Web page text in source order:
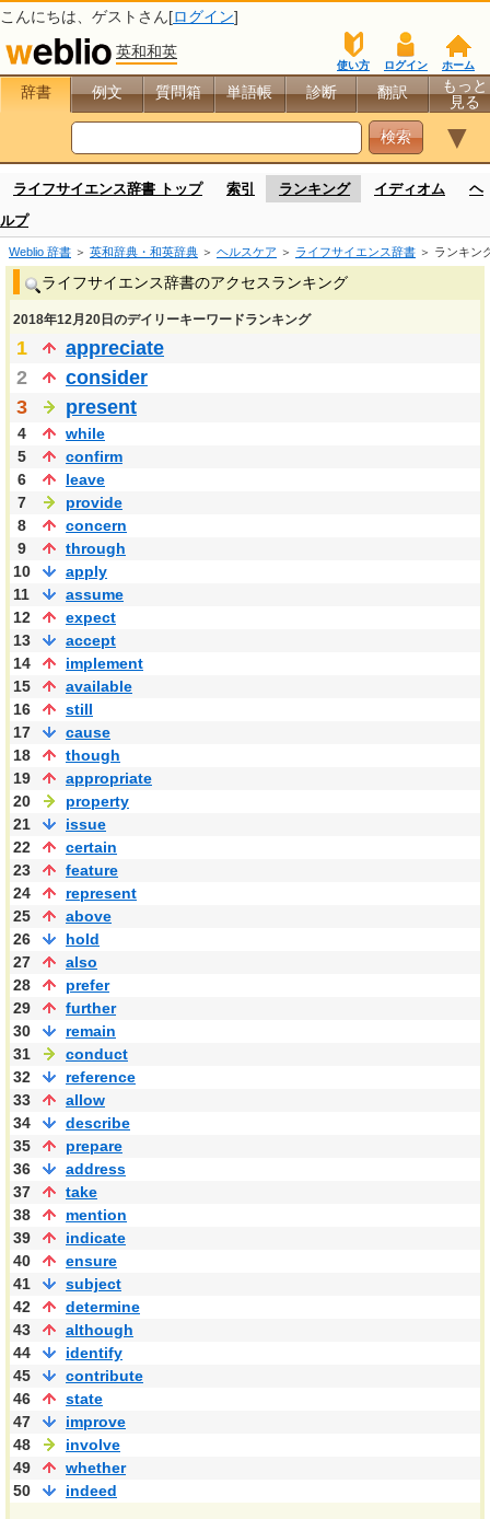
こんにちは、 ゲスト さん[ログイン]
英和和英
ホーム
ログイン
使い方
辞書 例文 質問箱 単語帳 診断 翻訳
もっと
見る
▼
ライフサイエンス辞書 トップ 索引 ランキング イディオム
ヘ
ルプ
Weblio 辞書 ＞ 英和辞典・和英辞典 ＞ ヘルスケア ＞ ライフサイエンス辞書 ＞ ランキン
ライフサイエンス辞書のアクセスランキング
2018年12月20日のデイリーキーワードランキング
1
appreciate
2
consider
3
present
4
while
5
confirm
6
leave
7
provide
8
concern
9
through
10
apply
11
assume
12
expect
13
accept
14
implement
15
available
16
still
17
cause
18
though
19
appropriate
20
property
21
issue
22
certain
23
feature
24
represent
25
above
26
hold
27
also
28
prefer
29
further
30
remain
31
conduct
32
reference
33
allow
34
describe
35
prepare
36
address
37
take
38
mention
39
indicate
40
ensure
41
subject
42
determine
43
although
44
identify
45
contribute
46
state
47
improve
48
involve
49
whether
50
indeed